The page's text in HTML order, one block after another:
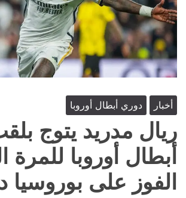
أخبار دوري أبطال أوروبا
ريال مدريد يتوج
الفوز على بوروسيا